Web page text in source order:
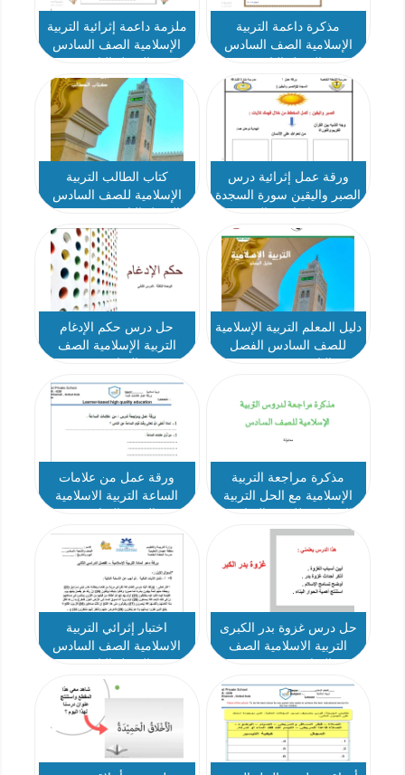
مذكرة داعمة التربية
الإسلامية الصف السادس
ملزمة داعمة إثرائية التربية
الإسلامية الصف السادس
ورقة عمل إثرائية درس
الصبر واليقين سورة السجدة
السادس
كتاب الطالب التربية
الإسلامية للصف السادس
دليل المعلم التربية الإسلامية
للصف السادس الفصل
حل درس حكم الإدغام
التربية الإسلامية الصف
مذكرة مراجعة التربية
الإسلامية مع الحل التربية
الفصل الثاني
ورقة عمل من علامات
الساعة التربية الاسلامية
حل درس غزوة بدر الكبرى
التربية الاسلامية الصف
اختبار إثرائي التربية
الاسلامية الصف السادس